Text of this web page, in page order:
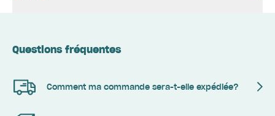
Questions fréquentes
Comment ma commande sera-t-elle expédiée?